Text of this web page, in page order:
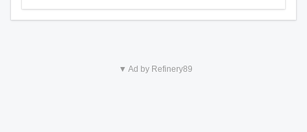
▼ Ad by Refinery89